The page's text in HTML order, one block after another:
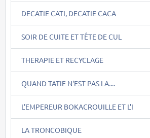
DECATIE CATI, DECATIE CACA
SOIR DE CUITE ET TÊTE DE CUL
THERAPIE ET RECYCLAGE
QUAND TATIE N'EST PAS LA....
L'EMPEREUR BOKACROUILLE ET L'I
LA TRONCOBIQUE